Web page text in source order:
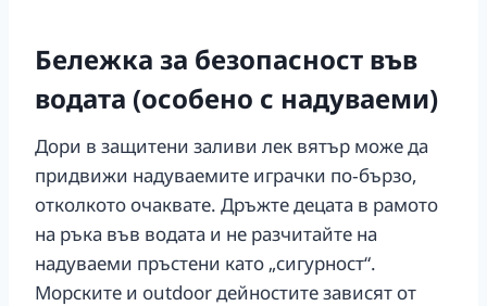
Бележка за безопасност във
водата (особено с надуваеми)
Дори в защитени заливи лек вятър може да
придвижи надуваемите играчки по‑бързо,
отколкото очаквате. Дръжте децата в рамото
на ръка във водата и не разчитайте на
надуваеми пръстени като „сигурност“.
Морските и outdoor дейностите зависят от